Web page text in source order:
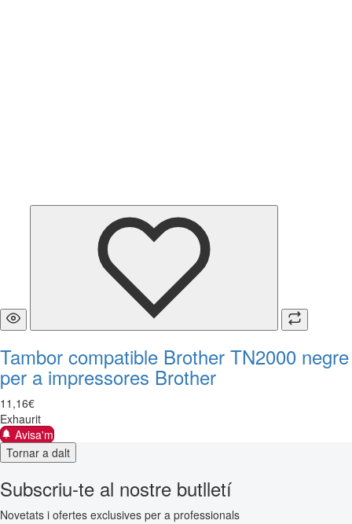
Tambor compatible Brother TN2000 negre
per a impressores Brother
11 ,16€
Exhaurit
Avisa'm
Tornar a dalt
Subscriu-te al nostre butlletí
Novetats i ofertes exclusives per a professionals